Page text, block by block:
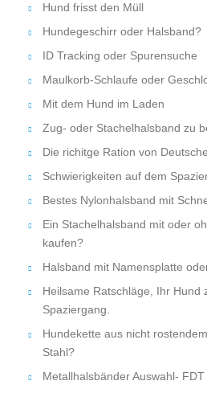
Hund frisst den Müll
Hundegeschirr oder Halsband?
ID Tracking oder Spurensuche
Maulkorb-Schlaufe oder
Mit dem Hund im Laden
Zug- oder Stachelhalsband zu
Die richitge Ration von
Schwierigkeiten auf dem
Bestes Nylonhalsband mit
Ein Stachelhalsband mit oder
kaufen?
Halsband mit Namensplatte
Heilsame Ratschläge, Ihr Hund
Spaziergang.
Hundekette aus nicht
Stahl?
Metallhalsbänder Auswahl-